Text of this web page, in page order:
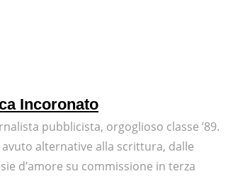
Incoronato
pubblicista, orgoglioso classe ’89.
avuto alternative alla scrittura, dalle
d’amore su commissione in terza